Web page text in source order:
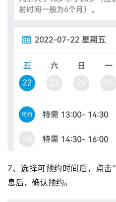
7、选择可预约时间后，点击
息后，确认预约。